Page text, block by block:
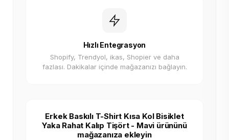
Hızlı Entegrasyon
Shopify, Trendyol, ikas, Shopier ve daha
fazlası. Dakikalar içinde mağazanızı bağlayın.
Erkek Baskılı T-Shirt Kısa Kol Bisiklet
Yaka Rahat Kalıp Tişört - Mavi ürününü
mağazanıza ekleyin